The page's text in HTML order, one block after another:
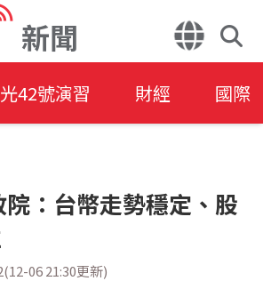
新聞
42號演習 財經 國際
：台幣走勢穩定、股
06 21:30更新)